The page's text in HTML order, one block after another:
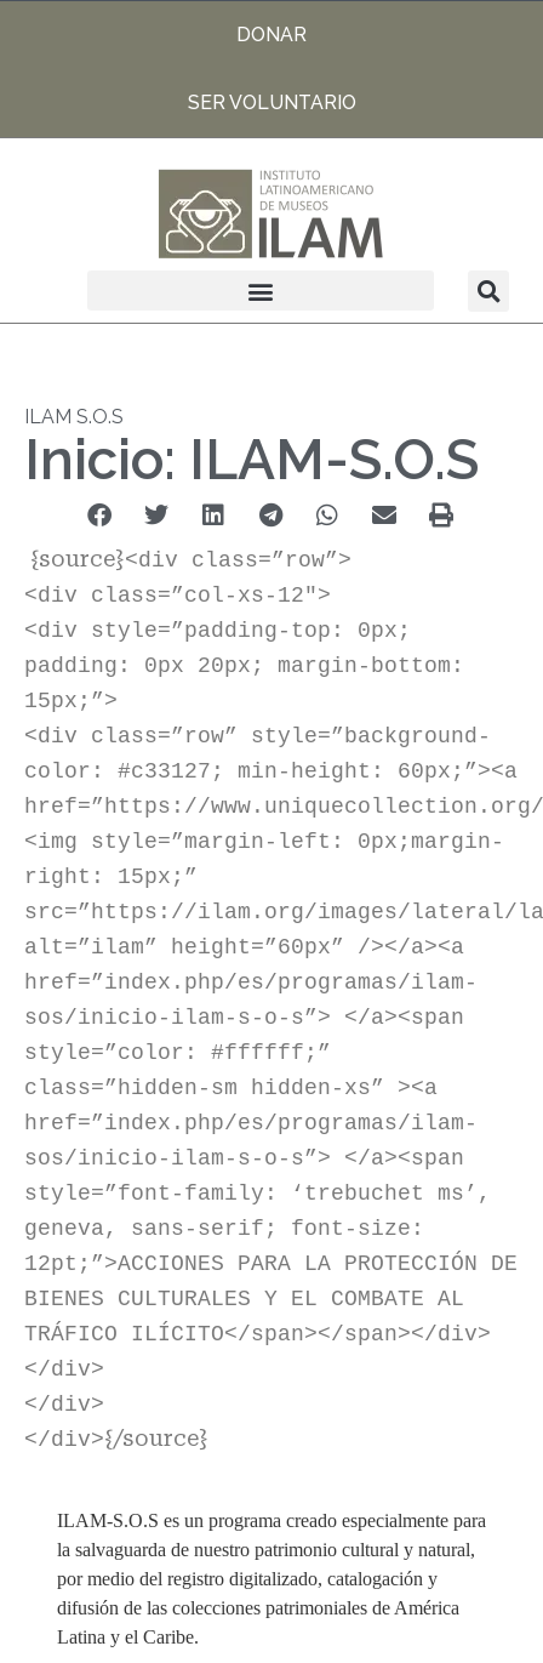
DONAR
SER VOLUNTARIO
ILAM S.O.S
Inicio: ILAM-S.O.S
{source}<div class=”row”>
<div class=”col-xs-12″>
<div style=”padding-top: 0px;
padding: 0px 20px; margin-bottom:
15px;”>
<div class=”row” style=”background-
color: #c33127; min-height: 60px;”><a
href=”https://www.uniquecollection.org/
<img style=”margin-left: 0px;margin-
right: 15px;”
src=”https://ilam.org/images/lateral/
alt=”ilam” height=”60px” /></a><a
href=”index.php/es/programas/ilam-
sos/inicio-ilam-s-o-s”> </a><span
style=”color: #ffffff;”
class=”hidden-sm hidden-xs” ><a
href=”index.php/es/programas/ilam-
sos/inicio-ilam-s-o-s”> </a><span
style=”font-family: ‘trebuchet ms’,
geneva, sans-serif; font-size:
12pt;”>ACCIONES PARA LA PROTECCIÓN DE
BIENES CULTURALES Y EL COMBATE AL
TRÁFICO ILÍCITO</span></span></div>
</div>
</div>
</div>{/source}
ILAM-S.O.S es un programa creado especialmente para
la salvaguarda de nuestro patrimonio cultural y natural,
por medio del registro digitalizado, catalogación y
difusión de las colecciones patrimoniales de América
Latina y el Caribe.